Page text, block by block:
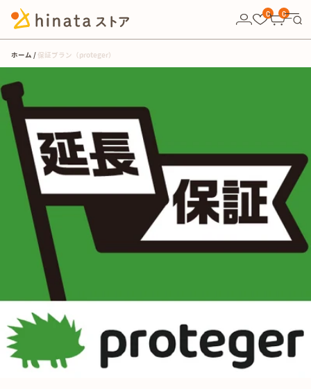
0
0
ホーム 保証プラン（proteger）